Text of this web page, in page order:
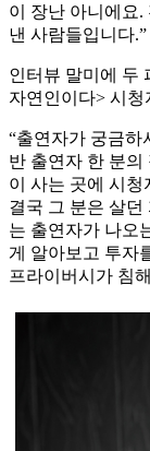
이 장난 아니에요.
낸 사람들입니다.”
인터뷰 말미에 두
자연인이다> 시
“출연자가 궁금하
반 출연자 한 분의
이 사는 곳에 시
결국 그 분은 살던
는 출연자가 나오
게 알아보고 투자
프라이버시가 침